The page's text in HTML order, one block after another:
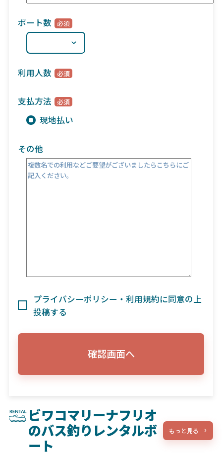
ボート数
利用人数
支払方法
現地払い
その他
プライバシーポリシー・利用規約に同意の上
投稿する
確認画面へ
ビワコマリーナフリオ
のバス釣りレンタルボ
ート
もっと見る